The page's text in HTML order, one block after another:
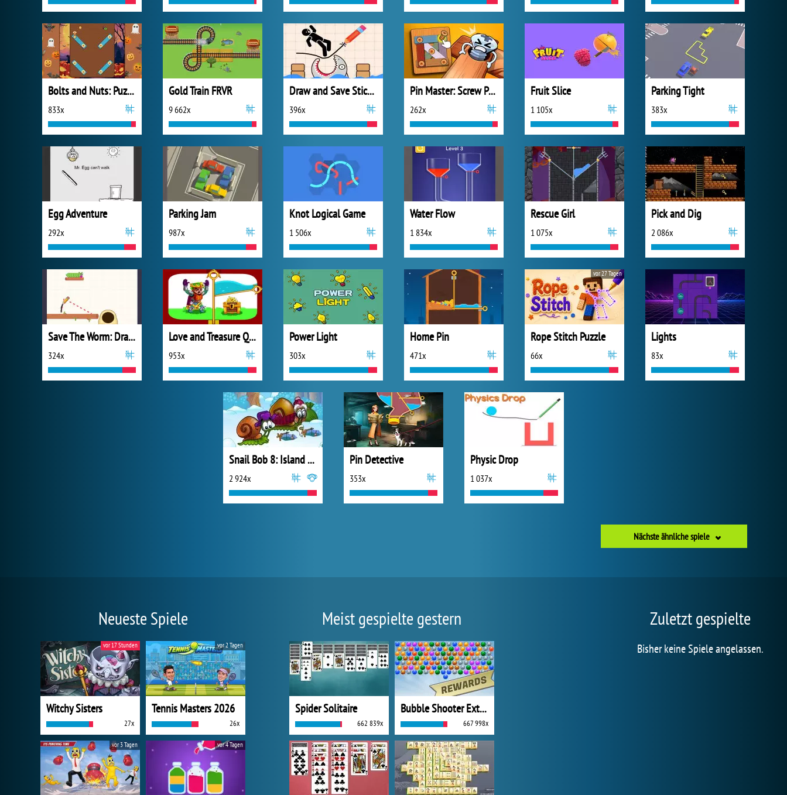
Bolts and Nuts: Puzzle
833x
Gold Train FRVR
9 662x
Draw and Save Stickman
396x
Pin Master: Screw Puzzle Quest
262x
Fruit Slice
1 105x
Parking Tight
383x
Egg Adventure
292x
Parking Jam
987x
Knot Logical Game
1 506x
Water Flow
1 834x
Rescue Girl
1 075x
Pick and Dig
2 086x
Save The Worm: Draw Puzzle
324x
Love and Treasure Quest
953x
Power Light
303x
Home Pin
471x
Rope Stitch Puzzle
66x
vor 27 Tagen
Lights
83x
Snail Bob 8: Island Story
2 924x
Pin Detective
353x
Physic Drop
1 037x
Nächste ähnliche spiele
Neueste Spiele
Witchy Sisters
27x
vor 17 Stunden
Tennis Masters 2026
26x
vor 2 Tagen
vor 3 Tagen vor 4 Tagen
Meist gespielte gestern
Spider Solitaire
662 839x
Bubble Shooter Extreme
667 998x
Zuletzt gespielte
Bisher keine Spiele angelassen.